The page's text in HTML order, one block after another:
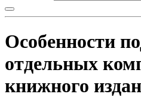
Особенности
отдельных
книжного